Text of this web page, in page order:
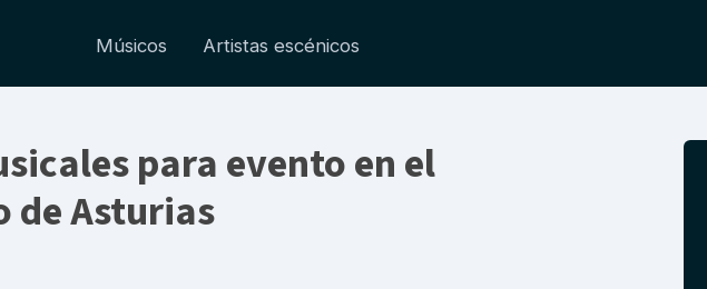
Músicos Artistas escénicos
para evento en el
de Asturias